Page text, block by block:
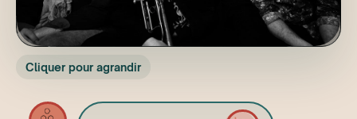
Cliquer pour agrandir